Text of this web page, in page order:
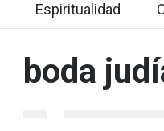
Espiritualidad
boda